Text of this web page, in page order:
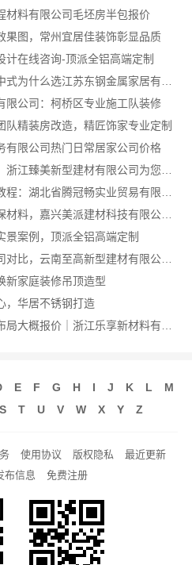
材料有限公司毛坯房半包报价
果图，常州宜居佳装饰彰显品质
计在线咨询-顶派全铝高端定制
限公司：柯桥区专业施工队装修
队精装房改造，精匠饰家专业定制
有限公司热门日常居家公司价格
自住房家装装修环保材料，嘉兴美派建材科技有限公司一线品牌正品保障
景案例，顶派全铝高端定制
五华一站式装修公司对比，云南至高新型建材有限公司领先
新家庭装修吊顶造型
，华居不锈钢打造
E F G H I J K L
M
S T U V W X Y Z
使用协议 版权隐私
最近更新
布信息 免费注册